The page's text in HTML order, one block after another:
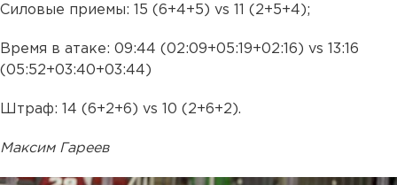
Силовые приемы: 15 (6+4+5) vs 11 (2+5+4);
Время в атаке: 09:44 (02:09+05:19+02:16) vs 13:16
(05:52+03:40+03:44)
Штраф: 14 (6+2+6) vs 10 (2+6+2).
Максим Гареев